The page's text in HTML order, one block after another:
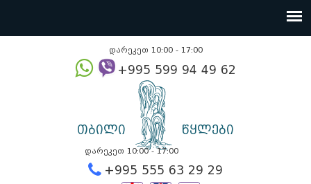
დარეკეთ 10:00 - 17:00
თბილი წყლები